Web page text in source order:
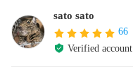
sato sato
66
Verified account